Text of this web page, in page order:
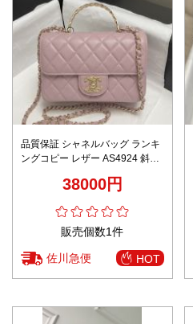
品質保証 シャネルバッグ ランキ
ングコピー レザー AS4924 斜め
38000円
販売個数1件
佐川急便 HOT